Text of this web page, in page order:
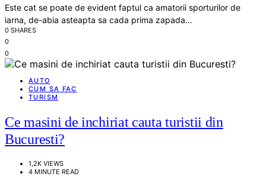
Este cat se poate de evident faptul ca amatorii sporturilor de
iarna, de-abia asteapta sa cada prima zapada…
0 SHARES
0
0
AUTO
CUM SA FAC
TURISM
Ce masini de inchiriat cauta turistii din
Bucuresti?
1,2K VIEWS
4 MINUTE READ